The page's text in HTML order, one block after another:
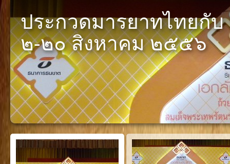
ประกวดมารยาทไทยกั
๒-๒๐ สิงหาคม ๒๕๕๖